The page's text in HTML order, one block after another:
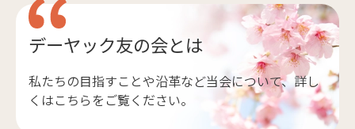
デーヤック友の会とは
私たちの目指すことや沿革など当会について、詳し
くはこちらをご覧ください。